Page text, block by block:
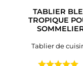
TABLIER
TROPIQUE
Tablier de